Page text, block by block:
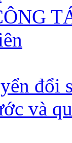
đổi
và